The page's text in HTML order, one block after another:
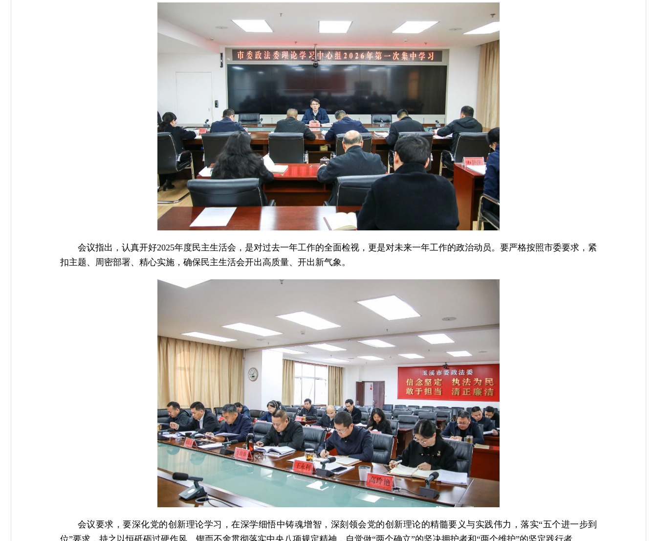
会议指出，认真开好2025年度民主生活会，是对过去一年工作的全面检视，更是对未来一年工作的政治动员。要严格按照市委要求，紧
扣主题、周密部署、精心实施，确保民主生活会开出高质量、开出新气象。
会议要求，要深化党的创新理论学习，在深学细悟中铸魂增智，深刻领会党的创新理论的精髓要义与实践伟力，落实“五个进一步到
位”要求，持之以恒砥砺过硬作风，锲而不舍贯彻落实中央八项规定精神，自觉做“两个确立”的坚决拥护者和“两个维护”的坚定践行者。